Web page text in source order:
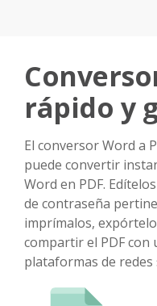
rápido y
El conversor Word a
puede convertir
Word en PDF.
de contraseña
imprímalos,
compartir el PDF con
plataformas de redes